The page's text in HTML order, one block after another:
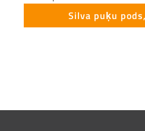
Silva puķu